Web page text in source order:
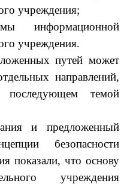
учреждения;
информационной
учреждения.
путей может
направлений,
темой
и предложенный
безопасности
показали, что основу
учреждения